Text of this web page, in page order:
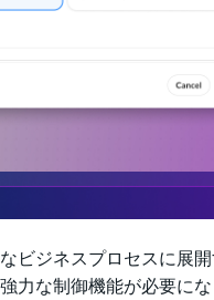
ビジネスプロセスに展
力な制御機能が必要に